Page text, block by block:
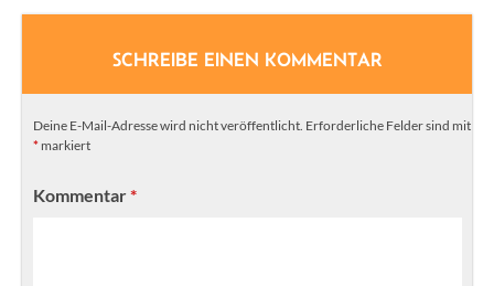
SCHREIBE EINEN KOMMENTAR
Deine E-Mail-Adresse wird nicht veröffentlicht. Erforderliche Felder sind mit
* markiert
Kommentar*